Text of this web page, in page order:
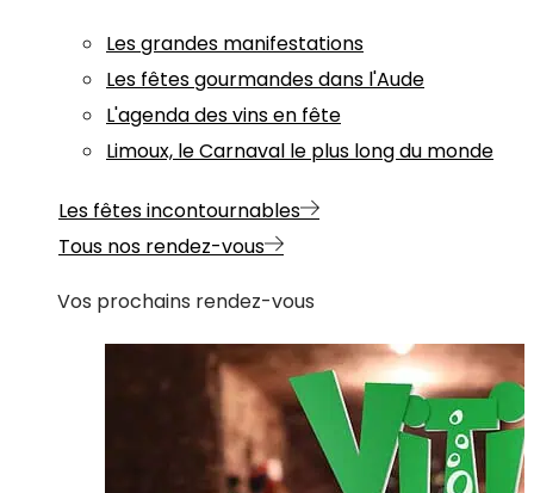
Les grandes manifestations
Les fêtes gourmandes dans l'Aude
L'agenda des vins en fête
Limoux, le Carnaval le plus long du monde
Les fêtes incontournables
Tous nos rendez-vous
Vos prochains rendez-vous